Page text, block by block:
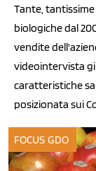
Tante,
biologiche dal
vendite
videointervista
caratteristiche
posizionata sui
FOCUS GDO